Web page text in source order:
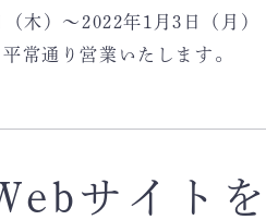
木）～2022年1月3日（月）
常通り営業いたします。
サイト